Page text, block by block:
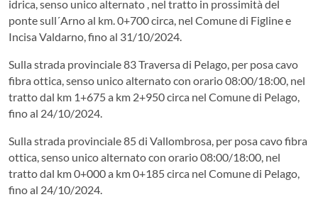
idrica, senso unico alternato , nel tratto in prossimità del
ponte sull´Arno al km. 0+700 circa, nel Comune di Figline e
Incisa Valdarno, fino al 31/10/2024.
Sulla strada provinciale 83 Traversa di Pelago, per posa cavo
fibra ottica, senso unico alternato con orario 08:00/18:00, nel
tratto dal km 1+675 a km 2+950 circa nel Comune di Pelago,
fino al 24/10/2024.
Sulla strada provinciale 85 di Vallombrosa, per posa cavo fibra
ottica, senso unico alternato con orario 08:00/18:00, nel
tratto dal km 0+000 a km 0+185 circa nel Comune di Pelago,
fino al 24/10/2024.